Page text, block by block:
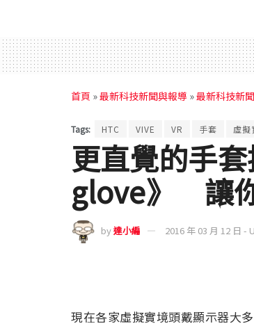
首頁 »最新科技新聞與報導 »最新科技新聞
Tags: HTC VIVE VR 手套 虛擬
更直覺的手
glove》 讓
by達小編 2016 年 03 月 12 日 -
現在各家虛擬實境頭戴顯示器大